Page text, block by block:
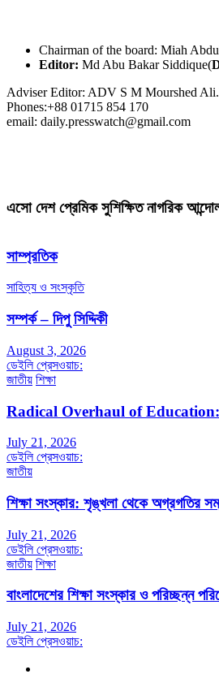
Chairman of the board: Miah
Editor: Md Abu Bakar Siddique(
Adviser Editor: ADV S M Mourshed
Phones:+88 01715 854 170
email: daily.presswatch@gmail.com
এসো দেশ প্রেমিক সুশিক্ষিত নাগরিক
সাম্প্রতিক
সাহিত্য ও সংস্কৃতি
সম্পর্ক – দিপু সিদ্দিকী
August 3, 2026
ডেইলি প্রেসওয়াচ:
জাতীয় শিক্ষা
Radical Overhaul of
July 21, 2026
ডেইলি প্রেসওয়াচ:
জাতীয়
শিক্ষা সংস্কার: শৃঙ্খলা থেকে অগ্রগতির
July 21, 2026
ডেইলি প্রেসওয়াচ:
জাতীয় শিক্ষা
বাংলাদেশের শিক্ষা সংস্কার ও পরিচ্ছন্ন
July 21, 2026
ডেইলি প্রেসওয়াচ: